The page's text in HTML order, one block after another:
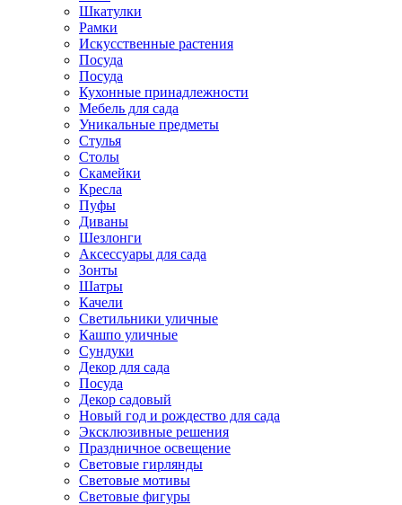
Шкатулки
Рамки
Искусственные растения
Посуда
Посуда
Кухонные принадлежности
Мебель для сада
Уникальные предметы
Стулья
Столы
Скамейки
Кресла
Пуфы
Диваны
Шезлонги
Аксессуары для сада
Зонты
Шатры
Качели
Cветильники уличные
Кашпо уличные
Сундуки
Декор для сада
Посуда
Декор садовый
Новый год и рождество для сада
Эксклюзивные решения
Праздничное освещение
Световые гирлянды
Световые мотивы
Световые фигуры